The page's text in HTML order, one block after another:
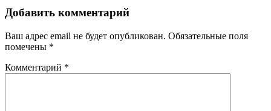
Добавить комментарий
Ваш адрес email не будет опубликован. Обязательные поля
помечены *
Комментарий *